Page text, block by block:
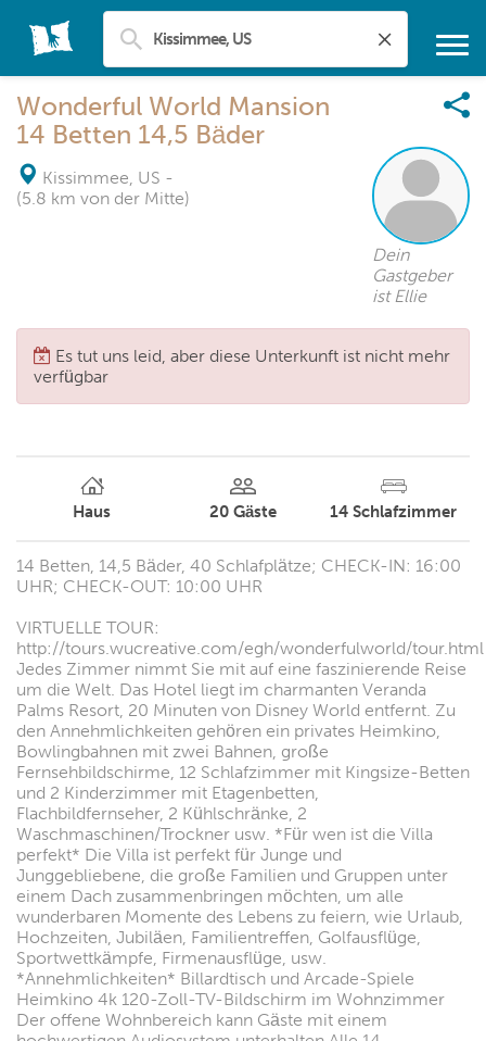
Wonderful World Mansion
14 Betten 14,5 Bäder
Kissimmee, US -
(5.8 km von der Mitte)
Dein
Gastgeber
ist Ellie
Es tut uns leid, aber diese Unterkunft ist nicht mehr
verfügbar
Haus 20 Gäste 14 Schlafzimmer
14 Betten, 14,5 Bäder, 40 Schlafplätze; CHECK-IN: 16:00
UHR; CHECK-OUT: 10:00 UHR
VIRTUELLE TOUR:
http://tours.wucreative.com/egh/wonderfulworld/tour.html
Jedes Zimmer nimmt Sie mit auf eine faszinierende Reise
um die Welt. Das Hotel liegt im charmanten Veranda
Palms Resort, 20 Minuten von Disney World entfernt. Zu
den Annehmlichkeiten gehören ein privates Heimkino,
Bowlingbahnen mit zwei Bahnen, große
Fernsehbildschirme, 12 Schlafzimmer mit Kingsize-Betten
und 2 Kinderzimmer mit Etagenbetten,
Flachbildfernseher, 2 Kühlschränke, 2
Waschmaschinen/Trockner usw. *Für wen ist die Villa
perfekt* Die Villa ist perfekt für Junge und
Junggebliebene, die große Familien und Gruppen unter
einem Dach zusammenbringen möchten, um alle
wunderbaren Momente des Lebens zu feiern, wie Urlaub,
Hochzeiten, Jubiläen, Familientreffen, Golfausflüge,
Sportwettkämpfe, Firmenausflüge, usw.
*Annehmlichkeiten* Billardtisch und Arcade-Spiele
Heimkino 4k 120-Zoll-TV-Bildschirm im Wohnzimmer
Der offene Wohnbereich kann Gäste mit einem